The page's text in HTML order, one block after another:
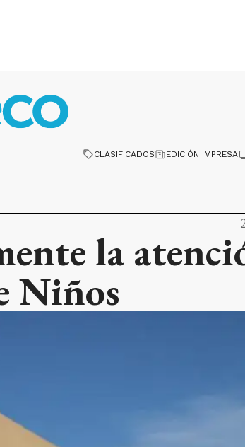
CLASIFICADOS EDICIÓN IMPRESA
la
Niños